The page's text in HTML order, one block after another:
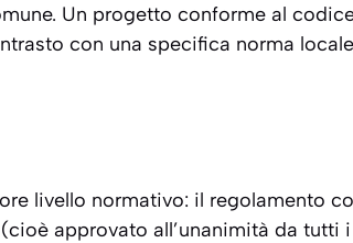
Un progetto conforme al
con una specifica norma
livello normativo: il regolamento
approvato all’unanimità da tutti